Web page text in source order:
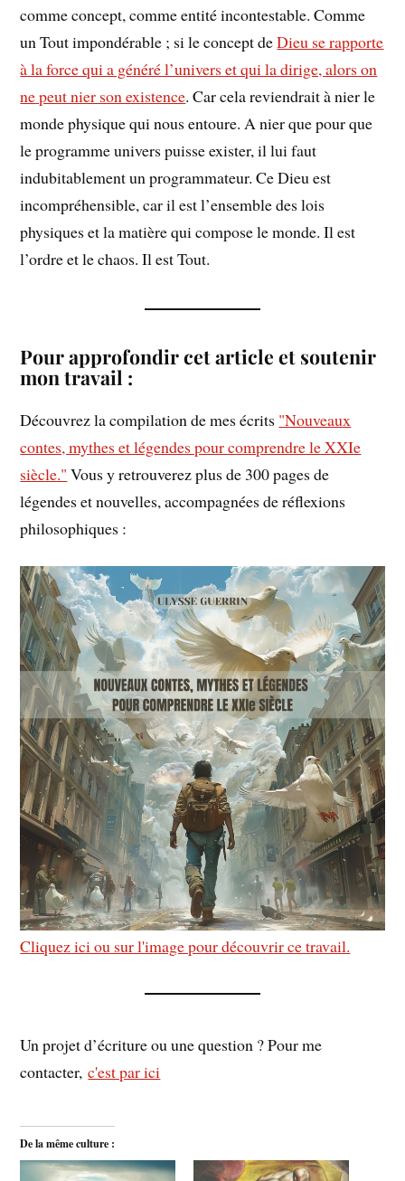
comme concept, comme entité incontestable. Comme
un Tout impondérable ; si le concept deDieu se rapporte
à la force qui a généré l’univers et qui la dirige, alors on
ne peut nier son existence. Car cela reviendrait à nier le
monde physique qui nous entoure. A nier que pour que
le programme univers puisse exister, il lui faut
indubitablement un programmateur. Ce Dieu est
incompréhensible, car il est l’ensemble des lois
physiques et la matière qui compose le monde. Il est
l’ordre et le chaos. Il est Tout.
Pour approfondir cet article et soutenir
mon travail :
Découvrez la compilation de mes écrits "Nouveaux
contes, mythes et légendes pour comprendre le XXIe
siècle." Vous y retrouverez plus de 300 pages de
légendes et nouvelles, accompagnées de réflexions
philosophiques :
Cliquez ici ou sur l'image pour découvrir ce travail.
Un projet d’écriture ou une question ? Pour me
contacter,c'est par ici
De la même culture :